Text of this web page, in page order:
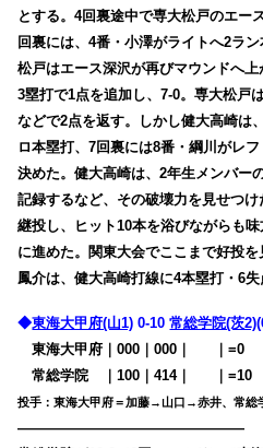
とする。4回裏途中で専大松戸のエー
回裏には、4番・小澤がライトへ2ラ
松戸はエース深沢が再びマウンドへ
3塁打で1点を追加し、7-0。専大松戸
などで2点を返す。しかし健大高崎は
ロ本塁打、7回裏には8番・綱川がレ
決めた。健大高崎は、2年生メンバー
記録するなど、その破壊力を見せつ
継投し、ヒット10本を浴びながらも
に進めた。関東大会でここまで好投
鳳介は、健大高崎打線に4本塁打・6失
◆東海大甲府(山1) 0-10常総学院(茨2)
東海大甲府｜000｜000｜
｜=0
常総学院
｜100｜414｜ ｜=10
投手：東海大甲府＝加藤→山口→赤井、常総
————————————————